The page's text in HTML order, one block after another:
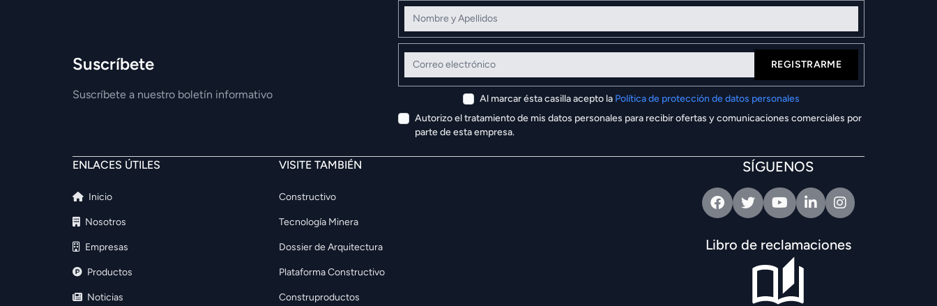
Suscríbete
Suscríbete a nuestro boletín informativo
Nombre y Apellidos
Correo electrónico
REGISTRARME
Al marcar ésta casilla acepto la Política de protección de datos personales
Autorizo el tratamiento de mis datos personales para recibir ofertas y comunicaciones comerciales por
parte de esta empresa.
ENLACES ÚTILES
Inicio
Nosotros
Empresas
Productos
Noticias
VISITE TAMBIÉN
Constructivo
Tecnología Minera
Dossier de Arquitectura
Plataforma Constructivo
Construproductos
SÍGUENOS
FacebookTwitterYoutubeLinkedinIntagram
Libro de reclamaciones